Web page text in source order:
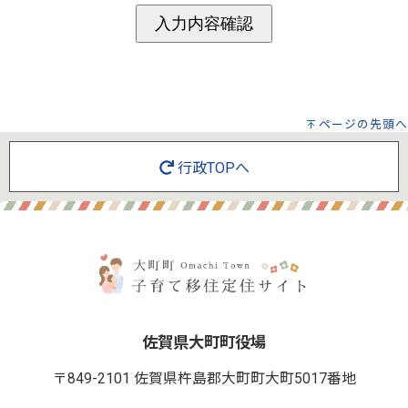
ページの先頭へ
行政TOPへ
佐賀県大町町役場
〒849-2101 佐賀県杵島郡大町町大町5017番地